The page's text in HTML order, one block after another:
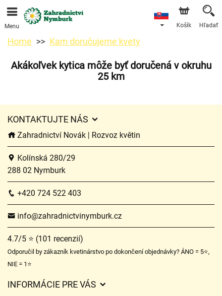
Objednávky prijímame prostredníctvom nášho e-shopu.
Najskorší možný termín doručenia je od 11.8.2026 z
Menu Košík Hľadať
Home Kam doručujeme kvety
Akákoľvek kytica môže byť doručená v okruhu
25 km
KONTAKTUJTE NÁS
Zahradnictví Novák | Rozvoz květin
Kolínská 280/29
288 02 Nymburk
+420 724 522 403
info@zahradnictvinymburk.cz
4.7/5 ⭐ (101 recenzií)
Odporučil by zákazník kvetinárstvo po dokončení objednávky? ÁNO = 5⭐,
NIE = 1⭐
INFORMÁCIE PRE VÁS